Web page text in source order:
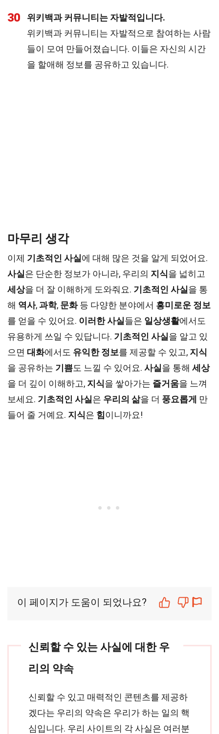
30
위키백과 커뮤니티는 자발적입니다.
위키백과 커뮤니티는 자발적으로 참여하는 사람
들이 모여 만들어졌습니다. 이들은 자신의 시간
을 할애해 정보를 공유하고 있습니다.
마무리 생각
이제 기초적인 사실 에 대해 많은 것을 알게 되었어요.
사실 은 단순한 정보가 아니라, 우리의 지식을 넓히고
세상을 더 잘 이해하게 도와줘요. 기초적인 사실 을 통
해 역사, 과학, 문화등 다양한 분야에서 흥미로운 정보
를 얻을 수 있어요. 이러한 사실 들은 일상생활에서도
유용하게 쓰일 수 있답니다. 기초적인 사실 을 알고 있
으면 대화에서도 유익한 정보를 제공할 수 있고, 지식
을 공유하는 기쁨도 느낄 수 있어요. 사실 을 통해 세상
을 더 깊이 이해하고, 지식을 쌓아가는 즐거움을 느껴
보세요. 기초적인 사실 은 우리의 삶을 더 풍요롭게 만
들어 줄 거예요. 지식은 힘이니까요!
이 페이지가 도움이 되었나요?
신뢰할 수 있는 사실에 대한 우
리의 약속
신뢰할 수 있고 매력적인 콘텐츠를 제공하
겠다는 우리의 약속은 우리가 하는 일의 핵
심입니다. 우리 사이트의 각 사실은 여러분